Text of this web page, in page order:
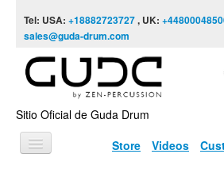
Tel: USA: +18882723727, UK:
sales@guda-drum.com
Sitio Oficial de Guda Drum
Store Videos